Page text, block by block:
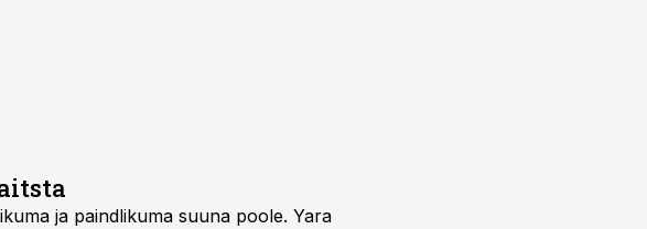
ja paindlikuma suuna poole. Yara